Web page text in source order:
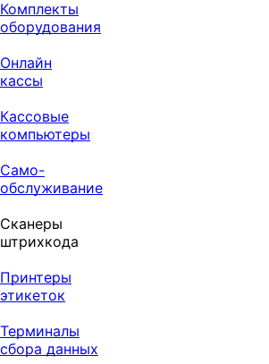
Комплекты
оборудования
Онлайн
кассы
Кассовые
компьютеры
Само-
обслуживание
Сканеры
штрихкода
Принтеры
этикеток
Терминалы
сбора данных